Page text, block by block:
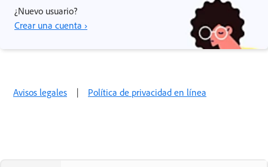
¿Nuevo usuario?
Crear una cuenta ›
Avisos legales | Política de privacidad en línea